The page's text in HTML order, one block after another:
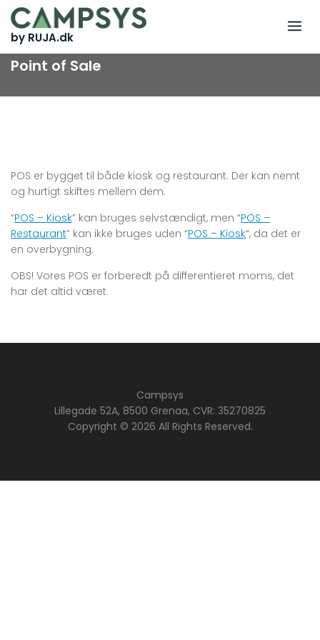
Skip
to
content
by RUJA.dk
Point of Sale
POS er bygget til både kiosk og restaurant. Der kan nemt
og hurtigt skiftes mellem dem.
“POS – Kiosk” kan bruges selvstændigt, men “POS –
Restaurant” kan ikke bruges uden “POS – Kiosk“, da det er
en overbygning.
OBS! Vores POS er forberedt på differentieret moms, det
har det altid været.
Campsys
Lillegade 52A, 8500 Grenaa, CVR: 35270825
Copyright © 2026 All Rights Reserved.